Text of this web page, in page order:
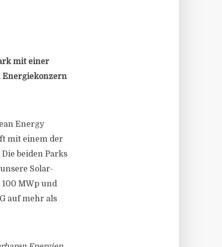
mit einer
Energiekonzern
Energy
mit einem der
beiden Parks
Solar-
MWp und
auf mehr als